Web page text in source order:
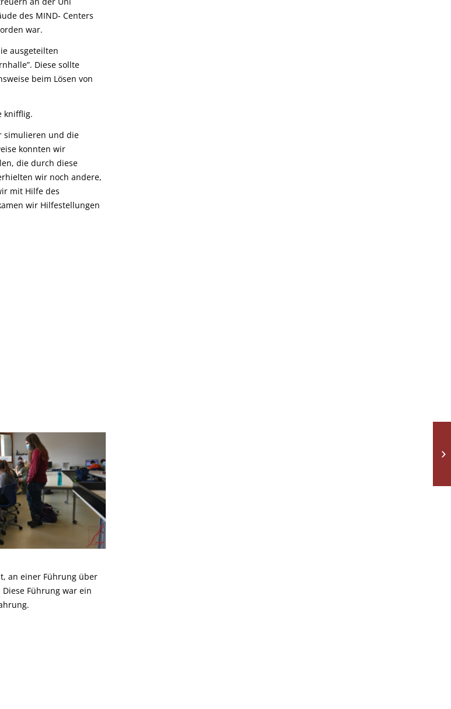
des MIND- Centers
war.
ausgeteilten
Diese sollte
beim Lösen von
knifflig.
simulieren und die
konnten wir
die durch diese
wir noch andere,
mit Hilfe des
wir Hilfestellungen
an einer Führung über
Führung war ein